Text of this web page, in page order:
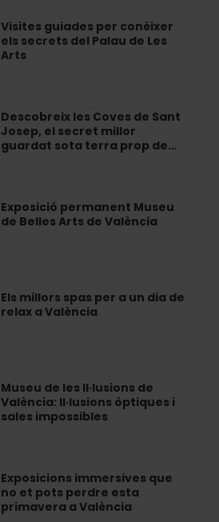
Visites guiades per conéixer
els secrets del Palau de Les
Arts
Descobreix les Coves de Sant
Josep, el secret millor
guardat sota terra prop de…
Exposició permanent Museu
de Belles Arts de València
Els millors spas per a un dia de
relax a València
Museu de les Il·lusions de
València: Il·lusions òptiques i
sales impossibles
Exposicions immersives que
no et pots perdre esta
primavera a València